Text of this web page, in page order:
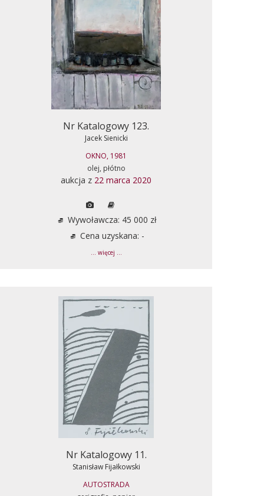
Nr Katalogowy 123.
Jacek Sienicki
OKNO, 1981
olej, płótno
aukcja z 22 marca 2020
Wywoławcza: 45 000 zł
Cena uzyskana: -
... więcej ...
Nr Katalogowy 11.
Stanisław Fijałkowski
AUTOSTRADA